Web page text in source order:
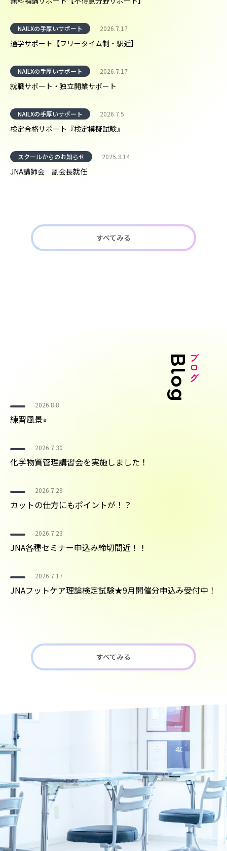
NAILXの手厚いサポート 2026.7.17
通学サポート【フリータイム制・駅近】
NAILXの手厚いサポート 2026.7.17
就職サポート・独立開業サポート
NAILXの手厚いサポート 2026.7.5
検定合格サポート『検定模擬試験』
スクールからのお知らせ 2025.3.14
JNA講師会 副会長就任
すべてみる
ブログ
Blog
2026.8.8
練習風景⭐︎
2026.7.30
化学物質管理講習会を実施しました！
2026.7.29
カットの仕方にもポイントが！？
2026.7.23
JNA各種セミナー申込み締切間近！！
2026.7.17
JNAフットケア理論検定試験★9月開催分申込み受付中！
すべてみる